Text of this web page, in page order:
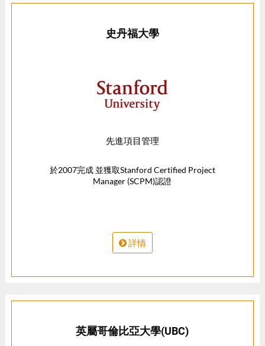
史丹福大學
先進項目管理
於2007完成 並獲取Stanford Certified Project
Manager (SCPM)認證
詳情
英屬哥倫比亞大學(UBC)